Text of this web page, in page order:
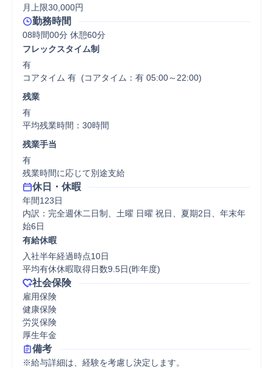
月上限30,000円
勤務時間
08時間00分 休憩60分
フレックスタイム制
有
コアタイム 有  (コアタイム：有 05:00～22:00)
残業
有
平均残業時間：30時間
残業手当
有
残業時間に応じて別途支給
休日・休暇
年間123日
内訳：完全週休二日制、土曜 日曜 祝日、夏期2日、年末年
始6日
有給休暇
入社半年経過時点10日
平均有休休暇取得日数9.5日(昨年度)
社会保険
雇用保険
健康保険
労災保険
厚生年金
備考
※給与詳細は、経験を考慮し決定します。